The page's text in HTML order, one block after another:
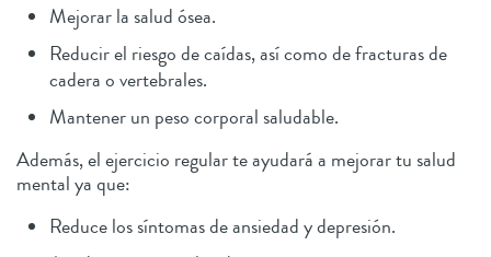
Mejorar la salud ósea.
Reducir el riesgo de caídas, así como de fracturas de
cadera o vertebrales.
Mantener un peso corporal saludable.
Además, el ejercicio regular te ayudará a mejorar tu salud
mental ya que:
Reduce los síntomas de ansiedad y depresión.